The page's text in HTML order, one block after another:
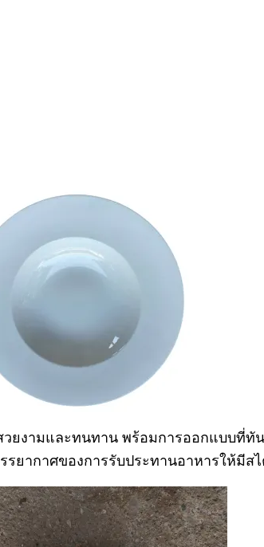
ยงามและทนทาน พร้อมการออกแบบที่
รยากาศของการรับประทานอาหารให้มีส